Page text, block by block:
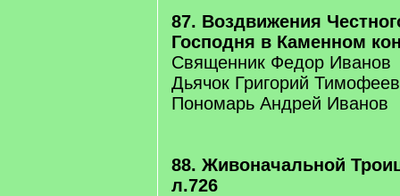
87. Воздвижения
Господня в Каменном
Священник Федор Иванов
Дьячок Григорий Тимофеев
Пономарь Андрей Иванов
88. Живоначальной
л.726